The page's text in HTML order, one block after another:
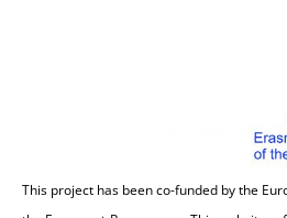
This project has been co-funded by the